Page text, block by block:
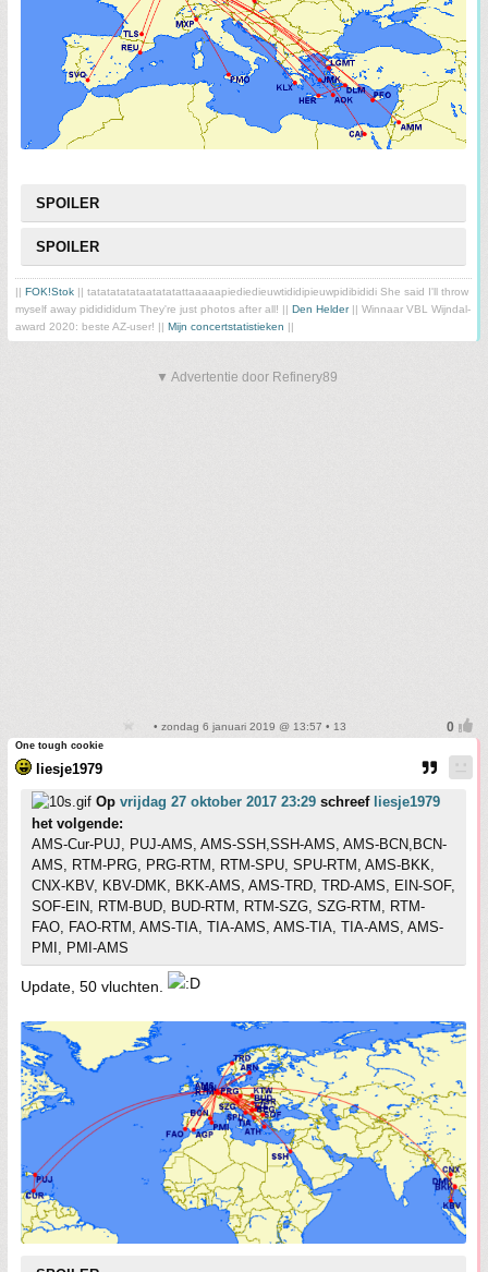
SPOILER
SPOILER
|| FOK!Stok || tatatatatataatatatattaaaaapiediedieuwtididipieuwpidibididi She said I'll throw
myself away pididididum They're just photos after all! || Den Helder|| Winnaar VBL Wijndal-
award 2020: beste AZ-user! || Mijn concertstatistieken ||
▼ Advertentie door Refinery89
• zondag 6 januari 2019 @ 13:57 • 13
One tough cookie
liesje1979
Op vrijdag 27 oktober 2017 23:29 schreef liesje1979
het volgende:
AMS-Cur-PUJ, PUJ-AMS, AMS-SSH,SSH-AMS, AMS-BCN,BCN-
AMS, RTM-PRG, PRG-RTM, RTM-SPU, SPU-RTM, AMS-BKK,
CNX-KBV, KBV-DMK, BKK-AMS, AMS-TRD, TRD-AMS, EIN-SOF,
SOF-EIN, RTM-BUD, BUD-RTM, RTM-SZG, SZG-RTM, RTM-
FAO, FAO-RTM, AMS-TIA, TIA-AMS, AMS-TIA, TIA-AMS, AMS-
PMI, PMI-AMS
Update, 50 vluchten.